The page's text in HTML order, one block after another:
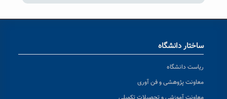
ساختار دانشگاه
ریاست دانشگاه
معاونت پژوهشی و فن آوری